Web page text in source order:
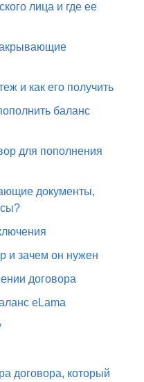
лица и где ее
и как его получить
баланс
для пополнения
документы,
и зачем он нужен
договора
eLama
договора, который